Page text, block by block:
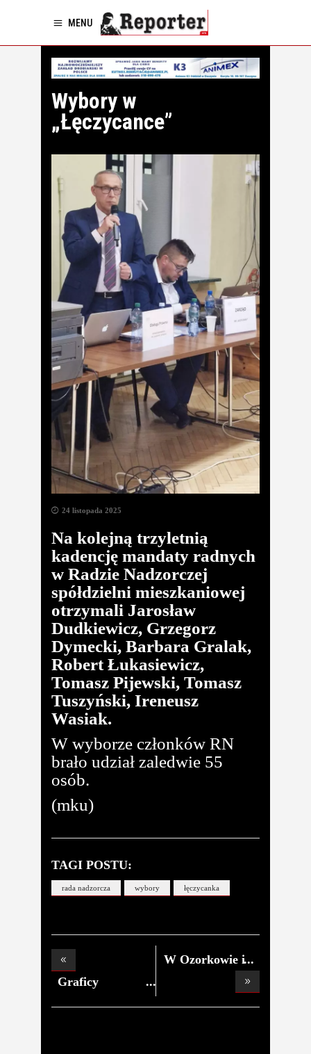
MENU
Wybory w
„Łęczycance”
24 listopada 2025
Na kolejną trzyletnią
kadencję mandaty radnych
w Radzie Nadzorczej
spółdzielni mieszkaniowej
otrzymali Jarosław
Dudkiewicz, Grzegorz
Dymecki, Barbara Gralak,
Robert Łukasiewicz,
Tomasz Pijewski, Tomasz
Tuszyński, Ireneusz
Wasiak.
W wyborze członków RN
brało udział zaledwie 55
osób.
(mku)
TAGI POSTU:
rada nadzorcza wybory łęczycanka
Graficy
W Ozorkowie i